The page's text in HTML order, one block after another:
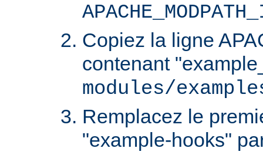
Copiez la ligne
contenant
modules/
Remplacez le
"example-hooks"